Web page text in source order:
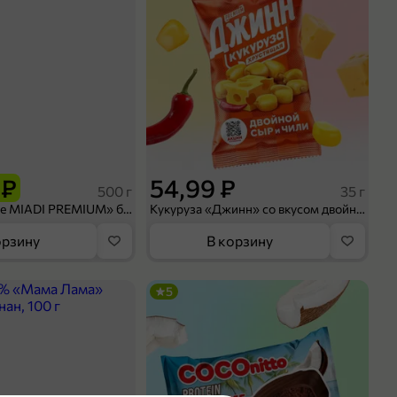
500 г
Рис «TaMashAe MIADI PREMIUM» басмати пропаренный, 500 г
54,99 ₽ 35 г
Кукуруза «Джинн» со вкусом двойного сыра и чили, 35 г
В корзину
5